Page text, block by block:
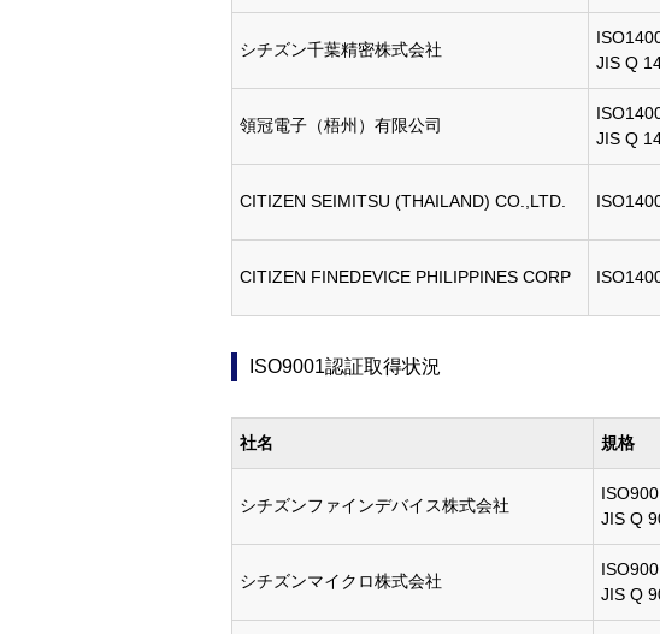
シチズン千葉精密株式会社
JIS Q
領冠電子（梧州）有限公司
JIS Q
CITIZEN SEIMITSU (THAILAND) CO.,LTD.
CITIZEN FINEDEVICE PHILIPPINES CORP
ISO9001認証取得状況
社名 規格
シチズンファインデバイス株式会社
JIS Q
シチズンマイクロ株式会社
JIS Q